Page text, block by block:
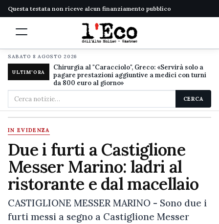
Questa testata non riceve alcun finanziamento pubblico
SABATO 8 AGOSTO 2026
ULTIM'ORA
Chirurgia al "Caracciolo", Greco: «Servirà solo a
pagare prestazioni aggiuntive a medici con turni
da 800 euro al giorno»
Cerca
nel
sito
CERCA
IN EVIDENZA
Due i furti a Castiglione
Messer Marino: ladri al
ristorante e dal macellaio
CASTIGLIONE MESSER MARINO - Sono due i
furti messi a segno a Castiglione Messer